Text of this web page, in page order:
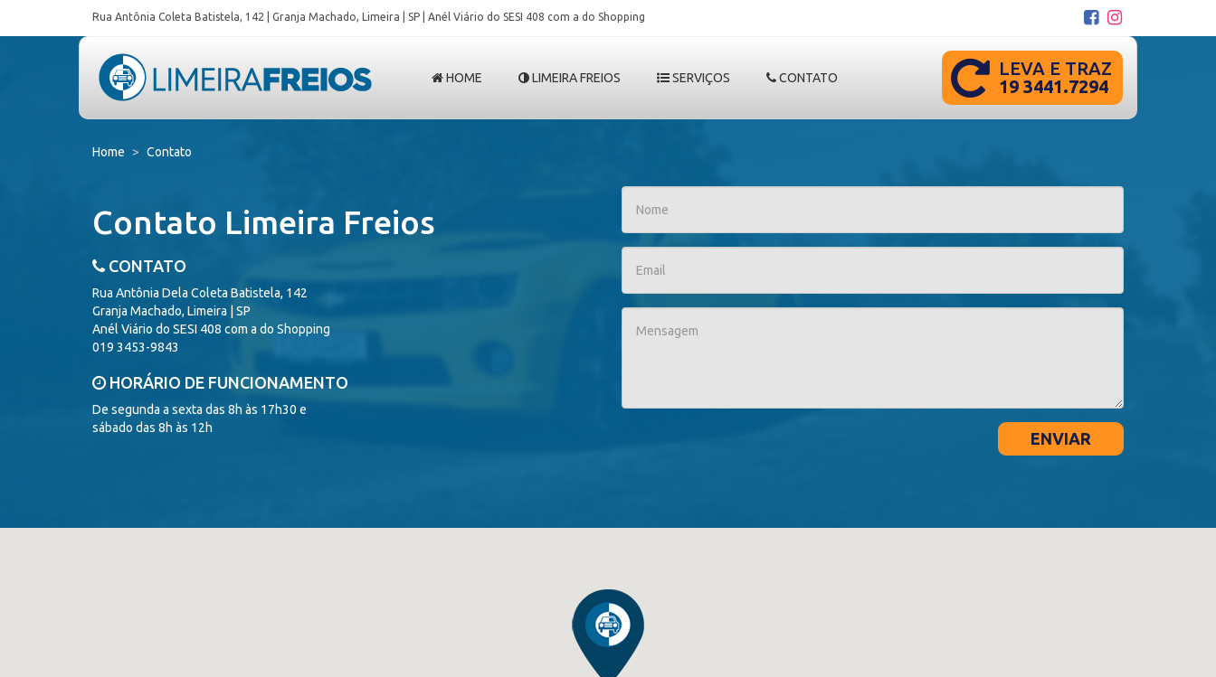
Rua Antônia Coleta Batistela, 142 | Granja Machado, Limeira | SP | Anél Viário do SESI 408 com a do Shopping
HOME LIMEIRA FREIOS SERVIÇOS CONTATO
LEVA E TRAZ
19 3441.7294
Home Contato
Contato Limeira Freios
CONTATO
Rua Antônia Dela Coleta Batistela, 142
Granja Machado, Limeira | SP
Anél Viário do SESI 408 com a do Shopping
019 3453-9843
HORÁRIO DE FUNCIONAMENTO
De segunda a sexta das 8h às 17h30 e
sábado das 8h às 12h